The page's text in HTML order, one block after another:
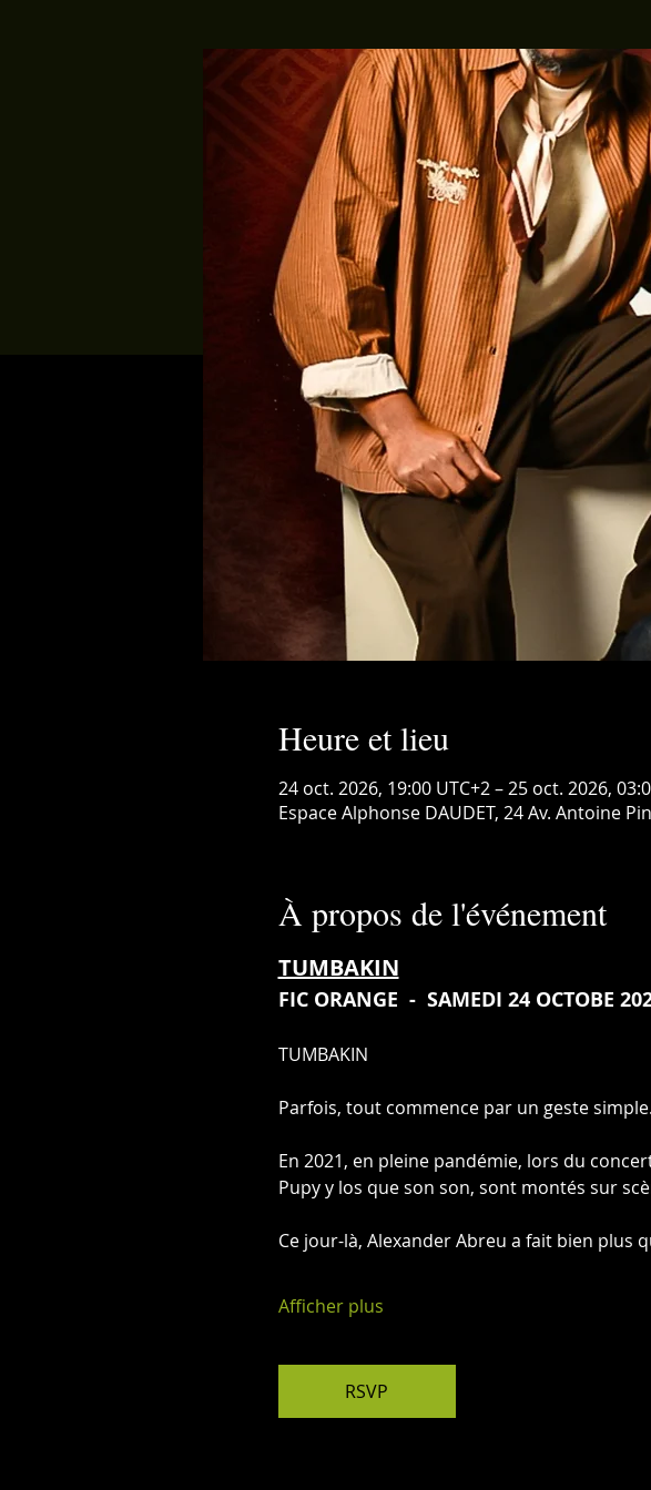
Heure et lieu
24 oct. 2026, 19:00 UTC+2 – 25 oct. 2026,
Espace Alphonse DAUDET, 24 Av. Antoine
À propos de l'événement
TUMBAKIN
FIC ORANGE  -  SAMEDI 24 OCTOBE
TUMBAKIN
Parfois, tout commence par un geste simple.
En 2021, en pleine pandémie, lors du
Pupy y los que son son, sont montés sur
Ce jour-là, Alexander Abreu a fait bien plus
Afficher plus
RSVP